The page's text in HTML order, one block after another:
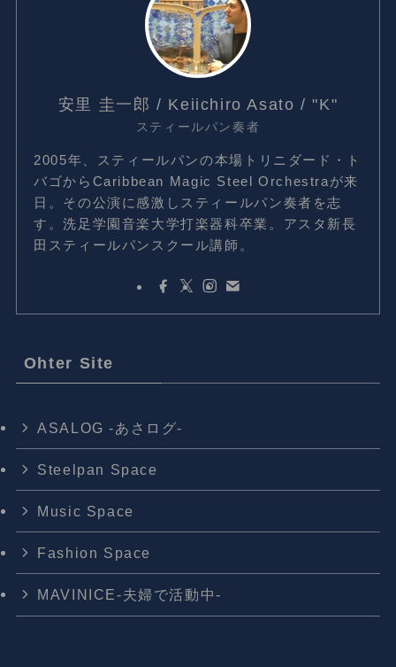
安里 圭一郎 / Keiichiro Asato / "K"
スティールパン奏者
2005年、スティールパンの本場トリニダード・ト
バゴからCaribbean Magic Steel Orchestraが来
日。その公演に感激しスティールパン奏者を志
す。洗足学園音楽大学打楽器科卒業。アスタ新長
田スティールパンスクール講師。
Ohter Site
ASALOG -あさログ-
Steelpan Space
Music Space
Fashion Space
MAVINICE-夫婦で活動中-